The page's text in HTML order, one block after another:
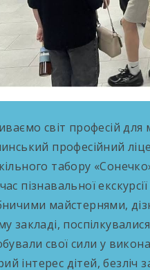
світ професій
професійний
табору
пізнавальної
майстернями,
закладі,
свої сили у
інтерес дітей, безліч